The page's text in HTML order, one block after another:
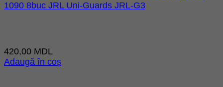
1090 8buc JRL Uni-Guards JRL-G3
420,00 MDL
Adaugă în coș